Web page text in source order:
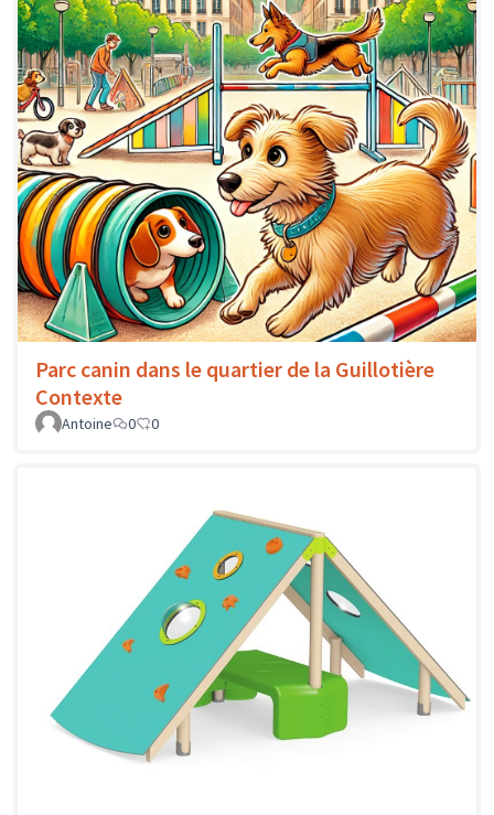
Parc canin dans le quartier de la Guillotière
Contexte
Antoine 0 0